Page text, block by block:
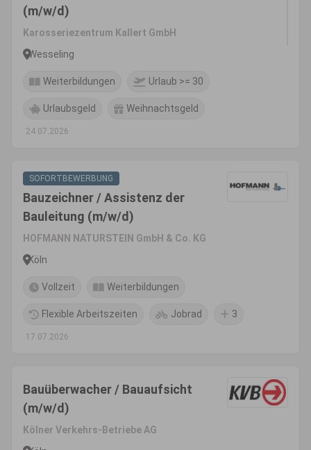
(m/w/d)
Karosseriezentrum Kallert GmbH
Wesseling
Weiterbildungen Urlaub >= 30
Urlaubsgeld Weihnachtsgeld
24.07.2026
SOFORTBEWERBUNG
Bauzeichner / Assistenz der
Bauleitung (m/w/d)
HOFMANN NATURSTEIN GmbH & Co. KG
Köln
Vollzeit Weiterbildungen
Flexible Arbeitszeiten Jobrad 3
17.07.2026
Bauüberwacher / Bauaufsicht
(m/w/d)
Kölner Verkehrs-Betriebe AG